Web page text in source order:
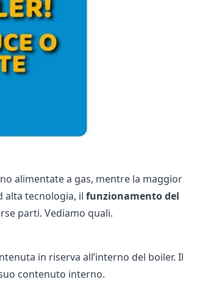
alimentate a gas, mentre la maggior
alta tecnologia, il funzionamento del
parti. Vediamo quali.
in riserva all’interno del boiler. Il
contenuto interno.